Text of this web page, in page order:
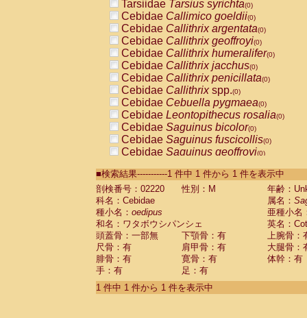
Tarsiidae Tarsius syrichta(0)
Cebidae Callimico goeldii(0)
Cebidae Callithrix argentata(0)
Cebidae Callithrix geoffroyi(0)
Cebidae Callithrix humeralifer(0)
Cebidae Callithrix jacchus(0)
Cebidae Callithrix penicillata(0)
Cebidae Callithrixspp.(0)
Cebidae Cebuella pygmaea(0)
Cebidae Leontopithecus rosalia(0)
Cebidae Saguinus bicolor(0)
Cebidae Saguinus fuscicollis(0)
Cebidae Saguinus geoffroyi(0)
CebidaeSaguinus labiatus(0)
Cebidae Saguinus leucopus (0)
Cebidae
Cebidae
CebidaeSaguinus nigricollis (0)
Cebidae Saguinus oedipus
Cebidae Saguinus weddelli
Cebidae Saguinusspp.
Cebidae Aotus trivirgatus
Cebidae Cebus albifrons
■検索結果-----------1 件中 1 件から 1 件を表示中
剖検番号：02220
性別：M
年齢：
科名：Cebidae
属名：
種小名： oedipus
亜種小名
和名：ワタボウシパンシェ
英名：
頭蓋骨：一部無
下顎骨：有
上腕骨：
尺骨：有
肩甲骨：有
大腿骨：
腓骨：有
寛骨：有
体幹：有
手：有
足：有
1 件中 1 件から 1 件を表示中